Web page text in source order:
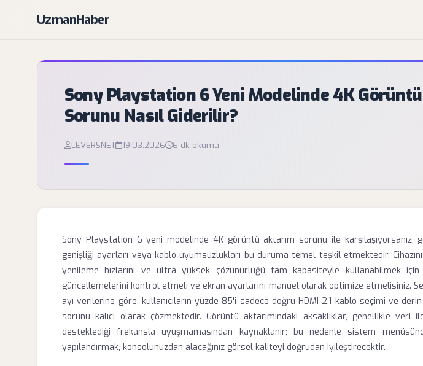
UzmanHaber
Sony Playstation 6 Yeni Modelinde 4K
Sorunu Nasıl Giderilir?
LEVERSNET 19.03.2026 6 dk okuma
Sony Playstation 6 yeni modelinde 4K görüntü aktarım sorunu ile karşılaşıyorsanız,
genişliği ayarları veya kablo uyumsuzlukları bu duruma temel teşkil etmektedir.
yenileme hızlarını ve ultra yüksek çözünürlüğü tam kapasiteyle kullanabilmek için
güncellemelerini kontrol etmeli ve ekran ayarlarını manuel olarak optimize etmelisiniz.
ayı verilerine göre, kullanıcıların yüzde 85'i sadece doğru HDMI 2.1 kablo seçimi ve
sorunu kalıcı olarak çözmektedir. Görüntü aktarımındaki aksaklıklar, genellikle veri
desteklediği frekansla uyuşmamasından kaynaklanır; bu nedenle sistem
yapılandırmak, konsolunuzdan alacağınız görsel kaliteyi doğrudan iyileştirecektir.